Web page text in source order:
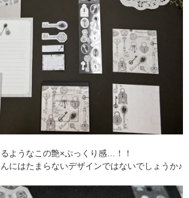
ようなこの艶×ぷっくり感…！！
にはたまらないデザインではないでしょうか♪